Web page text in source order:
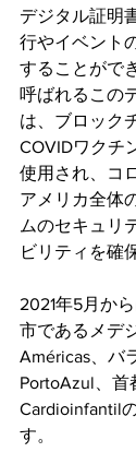
デジタル証明
行やイベント
することがで
呼ばれるこの
は、ブロック
COVIDワクチ
使用され、コ
アメリカ全体
ムのセキュリ
ビリティを確
2021年5月か
市であるメデ
Américas、バ
PortoAzul、首
Cardioinfantil
す。